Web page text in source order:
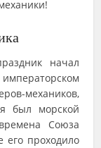
начал
механиков,
был морской
Союза
его проходило